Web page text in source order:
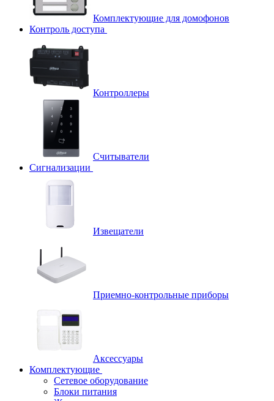
Комплектующие для домофонов
Контроль доступа
Контроллеры
Считыватели
Сигнализации
Извещатели
Приемно-контрольные приборы
Аксессуары
Комплектующие
Сетевое оборудование
Блоки питания